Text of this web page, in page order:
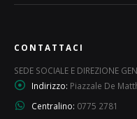
CONTATTACI
SEDE SOCIALE E DIREZIONE
Indirizzo: Piazzale De
Centralino: 0775 2781